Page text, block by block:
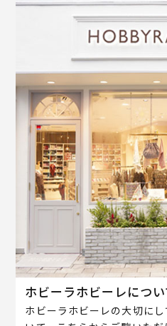
ホビーラホビーレについ
ホビーラホビーレの大切に